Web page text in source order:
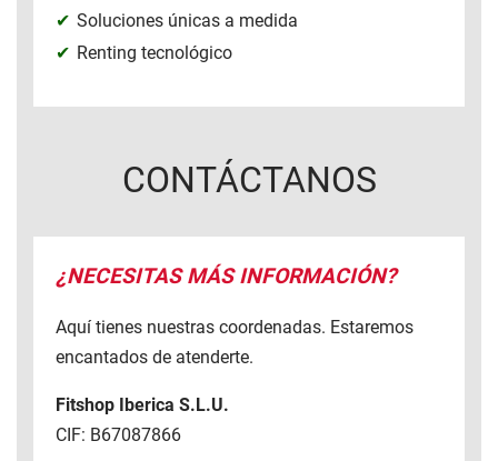
Soluciones únicas a medida
Renting tecnológico
CONTÁCTANOS
¿NECESITAS MÁS INFORMACIÓN?
Aquí tienes nuestras coordenadas. Estaremos
encantados de atenderte.
Fitshop Iberica S.L.U.
CIF: B67087866